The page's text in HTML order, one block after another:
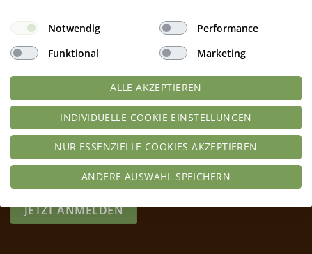
JETZT ZUM NEWSLETTER ANMELDEN UND 10 %
RABATTGUTSCHEIN & GRATIS-LIEFERUNG AB 49 €
DE (69 € EU) SICHERN!*
Wir liefern kostenlosen Mehrwert mit Infos, Tipps und
neuen Rezepten, halten dich auf dem Laufenden über
neue Produkt im Sortiment und informieren Dich über
Rabattaktionen und Angebote.
*Eine Abbestellung ist jederzeit möglich. Einen Abmeldelink findest Du
in jedem Newsletter
JETZT ANMELDEN
Notwendig
Performance
Funktional
Marketing
ALLE AKZEPTIEREN
INDIVIDUELLE COOKIE EINSTELLUNGEN
NUR ESSENZIELLE COOKIES AKZEPTIEREN
ANDERE AUSWAHL SPEICHERN